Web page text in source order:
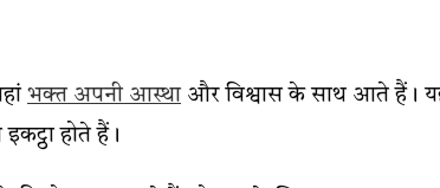
भक्त अपनी आस्थाऔर विश्वास के साथ आते हैं।
होते हैं।